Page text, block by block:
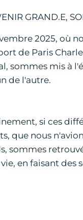
GRAND.E,
2025, où
de Paris
sommes mis à
de l'autre.
si ces
que nous
sommes
en faisant des